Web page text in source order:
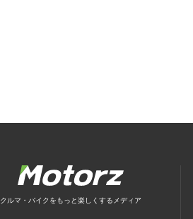
クルマ・バイクをもっと楽しくするメディア